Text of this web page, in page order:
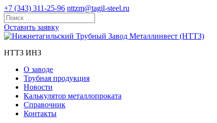
+7 (343) 311-25-96 nttzm@tagil-steel.ru
Оставить заявку
НТТЗ ИНЗ
О заводе
Трубная продукция
Новости
Калькулятор металлопроката
Справочник
Контакты